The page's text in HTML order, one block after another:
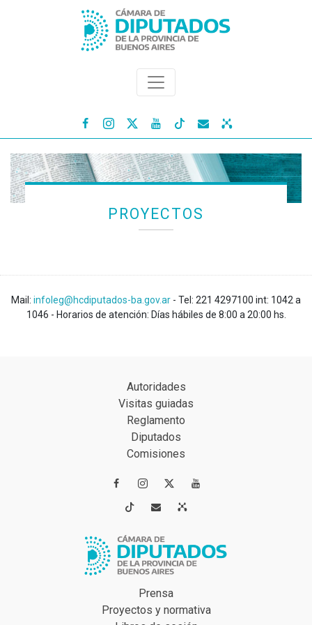
   
PROYECTOS
Mail: infoleg@hcdiputados-ba.gov.ar - Tel: 221 4297100 int: 1042 a
1046 - Horarios de atención: Días hábiles de 8:00 a 20:00 hs.
Autoridades
Visitas guiadas
Reglamento
Diputados
Comisiones
 
 
Prensa
Proyectos y normativa